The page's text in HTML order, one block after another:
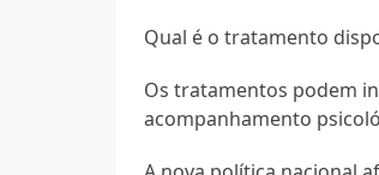
Qual é o tratamento
Os tratamentos podem
acompanhamento